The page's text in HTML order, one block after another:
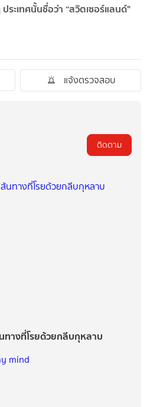
ะเทศนั้นชื่อว่า “สวิตเซอร์แลนด์"
แจ้งตรวจสอบ
ติดตาม
ทางที่โรยด้วยกลีบกุหลาบ